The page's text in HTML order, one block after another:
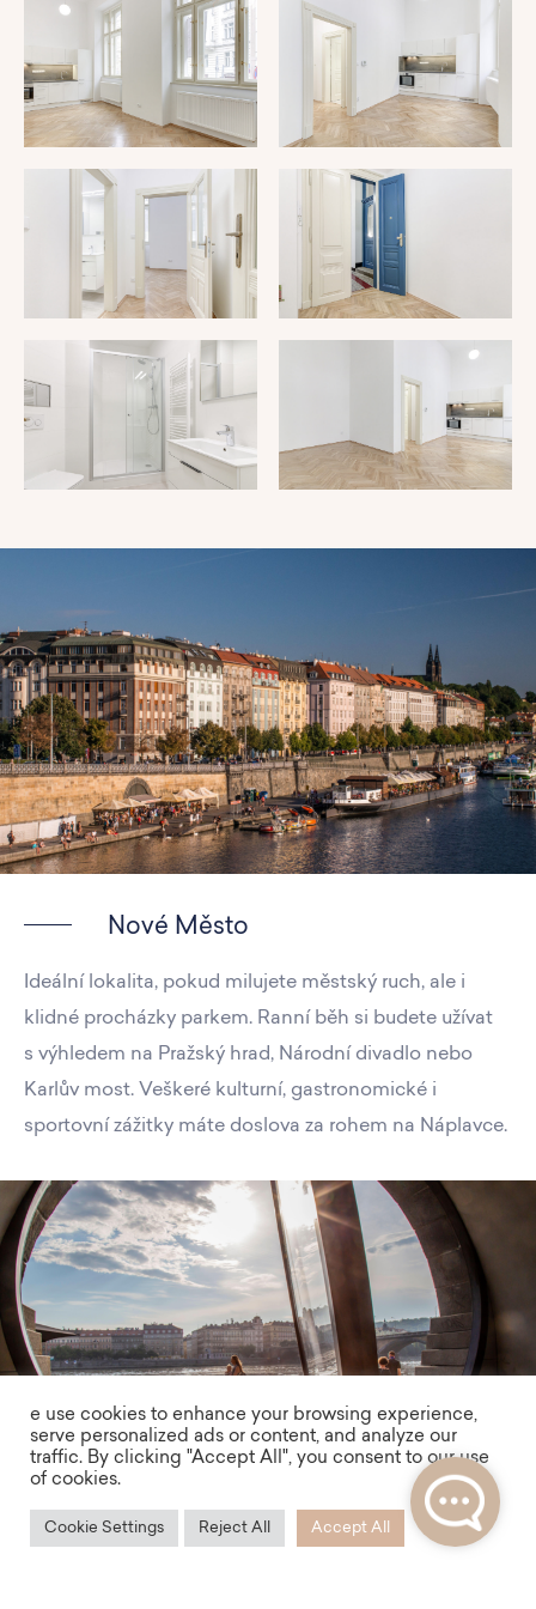
Nové Město
Ideální lokalita, pokud milujete městský ruch, ale i
klidné procházky parkem. Ranní běh si budete užívat
s výhledem na Pražský hrad, Národní divadlo nebo
Karlův most. Veškeré kulturní, gastronomické i
sportovní zážitky máte doslova za rohem na Náplavce.
e use cookies to enhance your browsing experience,
serve personalized ads or content, and analyze our
traffic. By clicking "Accept All", you consent to our use
of cookies.
Cookie Settings Reject All Accept All